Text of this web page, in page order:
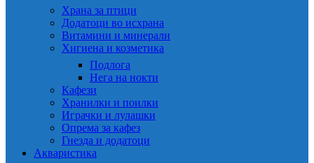
Храна за птици
Додатоци во исхрана
Витамини и минерали
Хигиена и козметика
Подлога
Нега на нокти
Кафези
Хранилки и поилки
Играчки и лулашки
Опрема за кафез
Гнезда и додатоци
Акваристика